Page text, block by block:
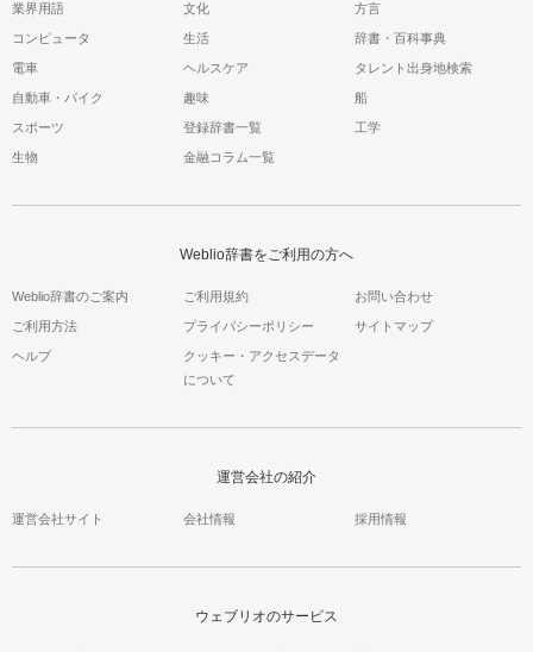
業界用語 文化 方言
コンピュータ 生活 辞書・百科事典
電車 ヘルスケア タレント出身地検索
自動車・バイク 趣味 船
スポーツ 登録辞書一覧 工学
生物 金融コラム一覧
Weblio辞書をご利用の方へ
Weblio辞書のご案内 ご利用規約 お問い合わせ
ご利用方法 プライバシーポリシー サイトマップ
ヘルプ
クッキー・アクセスデータ
について
運営会社の紹介
運営会社サイト 会社情報 採用情報
ウェブリオのサービス